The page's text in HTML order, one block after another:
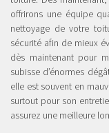
offrirons une équipe
nettoyage de votre
sécurité afin de mieux
dès maintenant pour
subisse d’énormes
elle est souvent en
surtout pour son
assurez une meilleure